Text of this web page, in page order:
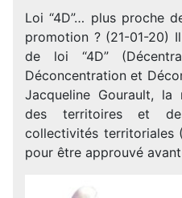
Loi “4D”… plus proche
promotion ? (21-01-20)
de loi “4D”
Déconcentration et
Jacqueline Gourault,
des territoires et
collectivités territoriales
pour être approuvé